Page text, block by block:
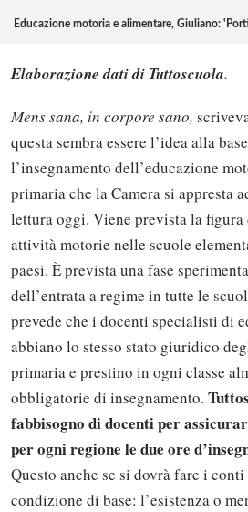
Educazione motoria e alimentare, Giuliano:
Elaborazione dati di Tuttoscuola.
Mens sana, in corpore sano,
questa sembra essere l’idea alla
l’insegnamento dell’educazione
primaria che la Camera si appresta
lettura oggi. Viene prevista la
attività motorie nelle scuole
paesi. È prevista una fase
dell’entrata a regime in tutte le
prevede che i docenti specialisti di
abbiano lo stesso stato giuridico
primaria e prestino in ogni classe
obbligatorie di insegnamento.
fabbisogno di docenti per
per ogni regione le due ore
Questo anche se si dovrà fare i
condizione di base: l’esistenza o